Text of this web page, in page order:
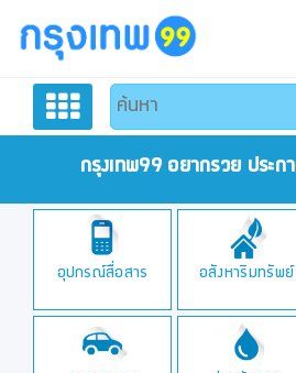
หน้าหลัก
สมัครสมาชิก
ลงประกาศฟรี
ติดต่อเรา
กรุงเทพ99 อยากรวย ประ
อุปกรณ์สื่อสาร อสังหาริมทรัพย์